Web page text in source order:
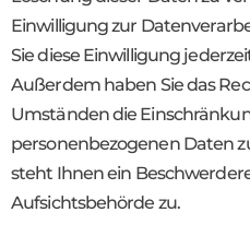
Einwilligung zur
Sie diese Einwilligung
Außerdem haben Sie das
Umständen die
personenbezogenen Daten
steht Ihnen ein
Aufsichtsbehörde zu.